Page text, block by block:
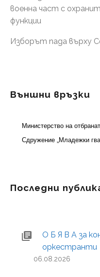
военна част с
функции
Изборът пада върху
Външни връзки
Министерство на
Сдружение „Младежки
Последни
О Б Я В А за
оркестранти
06.08.2026